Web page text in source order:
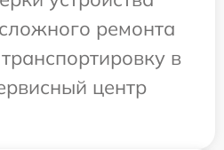
ремонта
в
центр